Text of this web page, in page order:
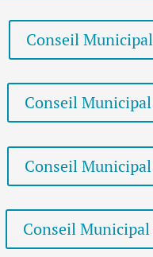
Conseil
Conseil
Conseil
Conseil